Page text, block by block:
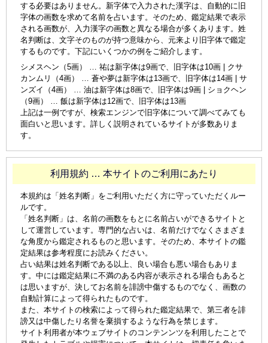
する必要はありません。新字体で入力された漢字は、自動的に旧
字体の画数を求めて名前を占います。そのため、鑑定結果で表示
される画数が、入力漢字の画数と異なる場合が多くあります。姓
名判断は、文字そのものが持つ意味から、元来より旧字体で鑑定
するものです。下記にいくつかの例をご紹介します。
シメスヘン（5画） … 祐は新字体は9画で、旧字体は10画 | クサ
カンムリ（4画） … 蒼や夢は新字体は13画で、旧字体は14画 | サ
ンズイ（4画） … 油は新字体は8画で、旧字体は9画 | ショクヘン
（9画） … 飯は新字体は12画で、旧字体は13画
上記は一例ですが、検索エンジンで旧字体について調べてみても
面白いと思います。詳しく説明されているサイトが多数ありま
す。
利用規約 … 本サイトのご利用にあたり
本規約は「姓名判断」をご利用いただく方に守っていただくルー
ルです。
「姓名判断」は、名前の画数をもとに名前占いができるサイトと
して運営しています。専門的な占いは、名前だけでなくさまざま
な角度から鑑定されるものと思います。そのため、本サイトの鑑
定結果は参考程度にお読みください。
占い結果は姓名判断である以上、良い場合も悪い場合もありま
す。中には鑑定結果に不満のある内容が表示される場合もあると
は思いますが、決してお名前を誹謗中傷するものでなく、画数の
自動計算によって得られたものです。
また、本サイトの検索によって得られた鑑定結果で、第三者を誹
謗又は中傷したり名誉を棄損するような行為を禁じます。
サイト利用者が本ウェブサイトのコンテンンツを利用したことで